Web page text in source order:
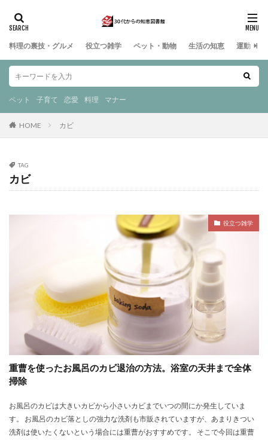
料理の裏技・グルメ 役立つ雑学 ペット・動物 生活の知恵 運動・ス
ペット 子育て 恋愛 料理 マナー
HOME カビ
TAG
カビ
役立つ雑学
重曹を使ったお風呂のカビ退治の方法。浴室の天井まで全体
掃除
お風呂のカビは大きいカビから小さいカビまでいつの間にか発生していま
す。 お風呂のカビ落としの強力な洗剤も市販されていますが、あまりきつい
洗剤は使いたくないという場合には重曹がおすすめです。 そこで今回は重曹